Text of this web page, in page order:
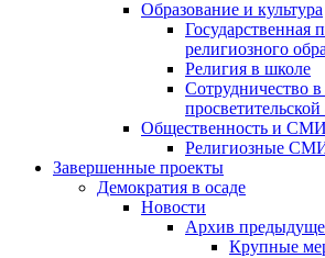
Образование и культура
Государственная
религиозного
Религия в школе
Сотрудничество в
просветительской
Общественность и СМИ
Религиозные
Завершенные проекты
Демократия в осаде
Новости
Архив
Крупные